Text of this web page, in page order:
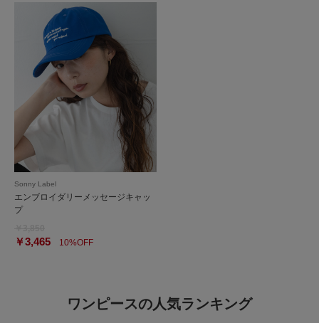
Sonny Label
エンブロイダリーメッセージキャッ
プ
￥3,465 10%OFF
ワンピースの人気ランキング